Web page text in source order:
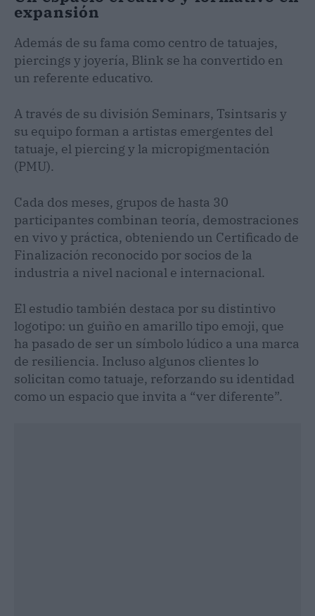
expansión
Además de su fama como centro de tatuajes,
piercings y joyería, Blink se ha convertido en
un referente educativo.
A través de su división Seminars, Tsintsaris y
su equipo forman a artistas emergentes del
tatuaje, el piercing y la micropigmentación
(PMU).
Cada dos meses, grupos de hasta 30
participantes combinan teoría, demostraciones
en vivo y práctica, obteniendo un Certificado de
Finalización reconocido por socios de la
industria a nivel nacional e internacional.
El estudio también destaca por su distintivo
logotipo: un guiño en amarillo tipo emoji, que
ha pasado de ser un símbolo lúdico a una marca
de resiliencia. Incluso algunos clientes lo
solicitan como tatuaje, reforzando su identidad
como un espacio que invita a “ver diferente”.